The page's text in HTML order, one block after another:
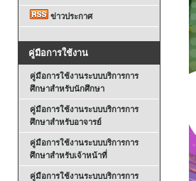
ข่าวประกาศ
คู่มือการใช้งาน
คู่มือการใช้งานระบบบริการการ
ศึกษาสำหรับนักศึกษา
คู่มือการใช้งานระบบบริการการ
ศึกษาสำหรับอาจารย์
คู่มือการใช้งานระบบบริการการ
ศึกษาสำหรับเจ้าหน้าที่
คู่มือการใช้งานระบบบริการการ